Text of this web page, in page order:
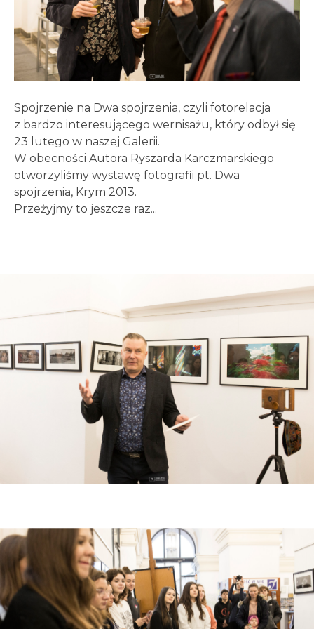
Spojrzenie na Dwa spojrzenia, czyli fotorelacja
z bardzo interesującego wernisażu, który odbył się
23 lutego w naszej Galerii.
W obecności Autora Ryszarda Karczmarskiego
otworzyliśmy wystawę fotografii pt. Dwa
spojrzenia, Krym 2013.
Przeżyjmy to jeszcze raz...